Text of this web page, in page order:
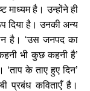
माध्यम है। उन्होंने ही
दिया है। उनकी अन्य
है। ‘उस जनपद का
भी कुछ कहनी है’
के ताए हुए दिन’
प्रबंध कविताएँ है।